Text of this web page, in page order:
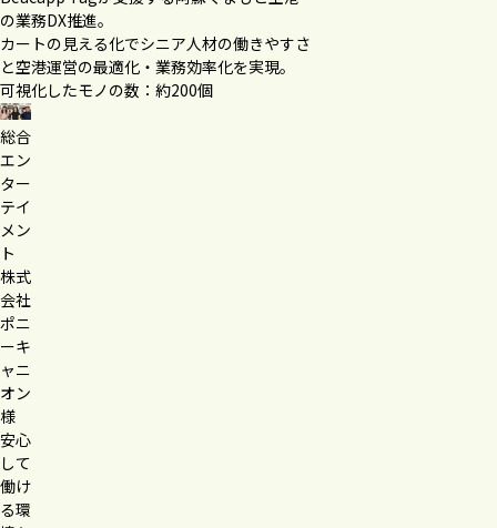
の業務DX推進。
カートの見える化でシニア人材の働きやすさ
と空港運営の最適化・業務効率化を実現。
可視化したモノの数：約200個
総合
エン
ター
テイ
メン
ト
株式
会社
ポニ
ーキ
ャニ
オン
様
安心
して
働け
る環